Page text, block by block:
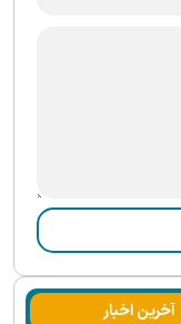
آخرین اخبار